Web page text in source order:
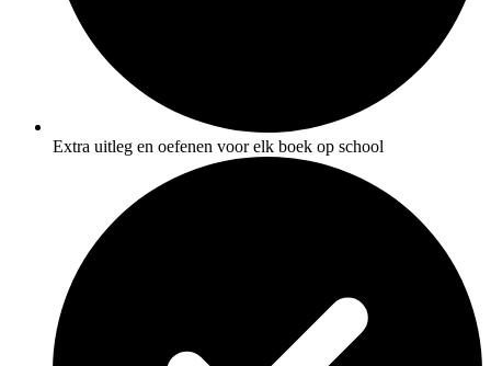
Extra uitleg en oefenen voor elk boek op school